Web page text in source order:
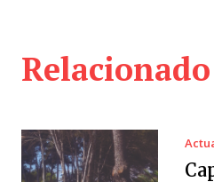
Relacionado